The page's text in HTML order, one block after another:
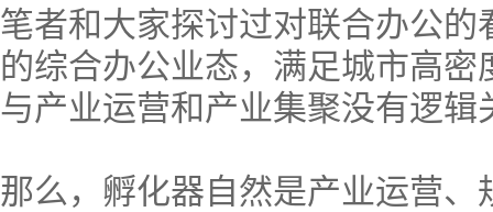
笔者和大家探讨过对联合办公
的综合办公业态，满足城市高
与产业运营和产业集聚没有逻辑
那么，孵化器自然是产业运营